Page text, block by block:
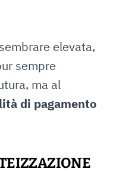
elevata,
sempre
ma al
di pagamento